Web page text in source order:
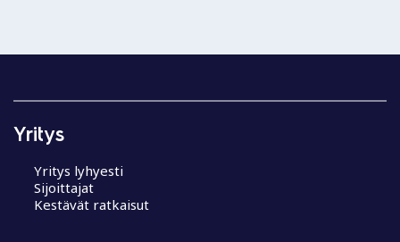
Yritys
Yritys lyhyesti
Sijoittajat
Kestävät ratkaisut